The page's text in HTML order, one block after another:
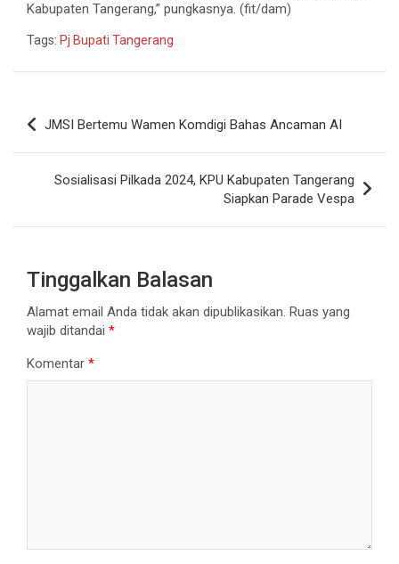
Kabupaten Tangerang,” pungkasnya. (fit/dam)
Tags: Pj Bupati Tangerang
Navigasi
pos
JMSI Bertemu Wamen Komdigi Bahas Ancaman AI
Sosialisasi Pilkada 2024, KPU Kabupaten Tangerang
Siapkan Parade Vespa
Tinggalkan Balasan
Alamat email Anda tidak akan dipublikasikan. Ruas yang
wajib ditandai *
Komentar *